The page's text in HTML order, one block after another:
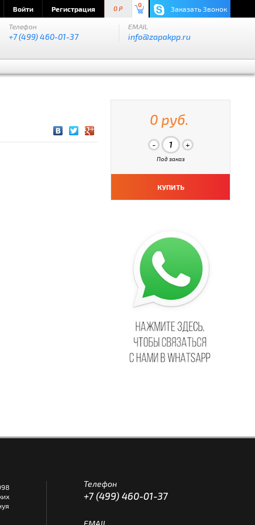
Войти Регистрация 0 P
0 Заказать Звонок
Телефон
+7 (499) 460-01-37
EMAIL
info@zapakpp.ru
0 руб.
Под заказ
КУПИТЬ
Телефон
+7 (499) 460-01-37